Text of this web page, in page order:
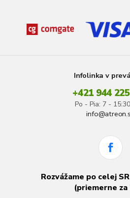
Infolinka v
+421 944
Po - Pia: 7 -
Rozvážame po celej
(priemerne za